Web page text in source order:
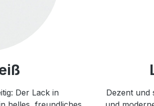
Der Lack in
Dezent und